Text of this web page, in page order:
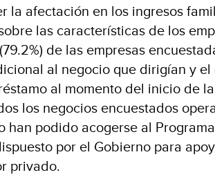
la afectación en los ingresos
las características de los
de las empresas
al negocio que dirigían y el
al momento del inicio de
los negocios encuestados
han podido acogerse al
por el Gobierno para
privado.